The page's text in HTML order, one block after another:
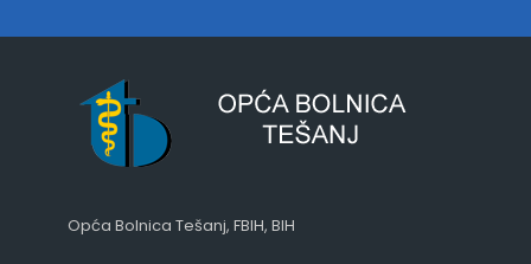
Opća Bolnica Tešanj, FBIH, BIH